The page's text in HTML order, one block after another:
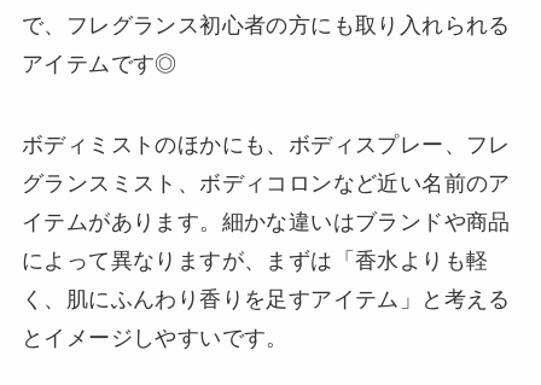
で、フレグランス初心者の方にも取り入れられる
アイテムです◎
ボディミストのほかにも、ボディスプレー、フレ
グランスミスト、ボディコロンなど近い名前のア
イテムがあります。細かな違いはブランドや商品
によって異なりますが、まずは「香水よりも軽
く、肌にふんわり香りを足すアイテム」と考える
とイメージしやすいです。